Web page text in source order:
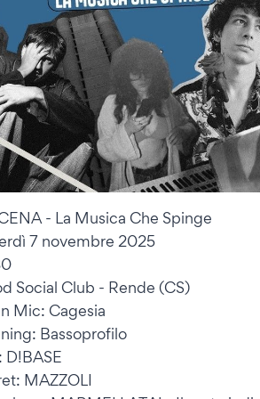
- La Musica Che Spinge
7 novembre 2025
Social Club - Rende (CS)
Mic: Cagesia
Bassoprofilo
D!BASE
MAZZOLI